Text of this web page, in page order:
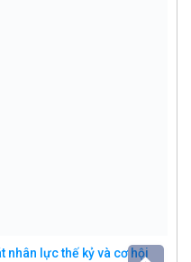
nhân lực thế kỷ và cơ hội